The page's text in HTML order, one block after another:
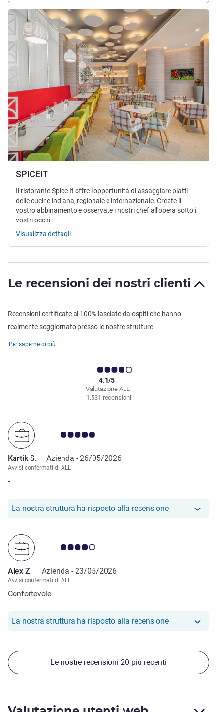
SPICEIT
Visualizza dettagli
Il ristorante Spice It offre l'opportunità di assaggiare piatti
delle cucine indiana, regionale e internazionale. Create il
vostro abbinamento e osservate i nostri chef all'opera sotto i
vostri occhi.
Visualizza dettagli
Le recensioni dei nostri clienti
Recensioni certificate al 100% lasciate da ospiti che hanno
realmente soggiornato presso le nostre strutture
Per saperne di più
Valutazione ALL
4.1/5
1.531 recensioni
Giudizio clienti 5.0/5
Kartik S. Azienda - 26/05/2026
Avvisi confermati di ALL
-
La nostra struttura ha risposto alla recensioneIl nostro hotel
Giudizio clienti 4.0/5
Alex Z. Azienda - 23/05/2026
Avvisi confermati di ALL
Confortevole
La nostra struttura ha risposto alla recensioneIl nostro hotel
Le nostre recensioni 20 più recenti